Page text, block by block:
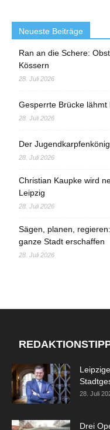
Neueste Beiträge
Ran an die Schere:
Kössern
28. Juli 2026
Gesperrte Brücke
28. Juli 2026
Der
28. Juli 2026
Christian Kaupke wird
Leipzig
28. Juli 2026
Sägen, planen,
ganze Stadt erschaffen
28. Juli 2026
28. Juli
Drei